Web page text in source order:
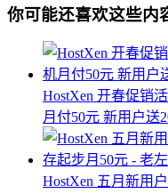
你可能还喜欢这些内
HostXen 开春促销
月付50元 新用户送
HostXen 五月新用